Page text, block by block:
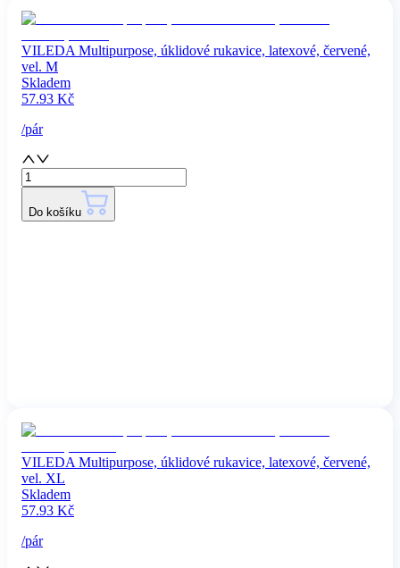
VILEDA Multipurpose, úklidové rukavice, latexové, červené,
vel. M
Skladem
57.93 Kč
/pár
Do košíku
VILEDA Multipurpose, úklidové rukavice, latexové, červené,
vel. XL
Skladem
57.93 Kč
/pár